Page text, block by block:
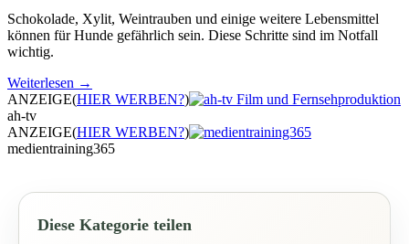
Schokolade, Xylit, Weintrauben und einige weitere Lebensmittel
können für Hunde gefährlich sein. Diese Schritte sind im Notfall
wichtig.
Weiterlesen →
ANZEIGE(HIER WERBEN?)
ah-tv
ANZEIGE(HIER WERBEN?)
medientraining365
Diese Kategorie teilen